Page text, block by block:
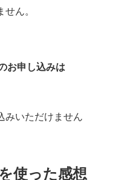
ん。
お申し込みは
みいただけません
使った感想